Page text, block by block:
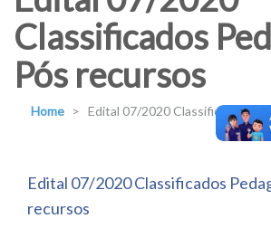
Classificados
Pós recursos
Home > Edital 07/2020 Classificados
Edital 07/2020 Classificados
recursos